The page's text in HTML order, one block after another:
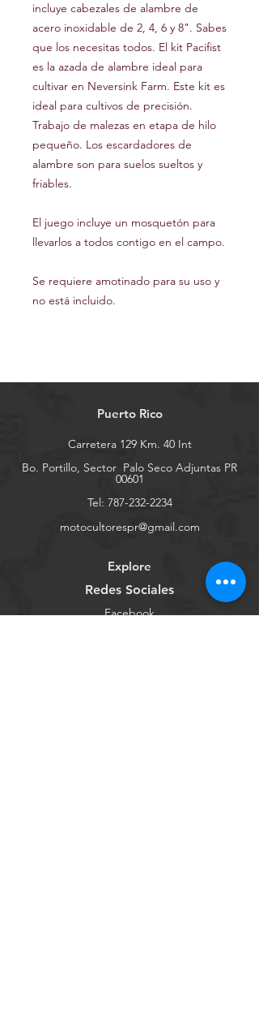
incluye cabezales de alambre de
acero inoxidable de 2, 4, 6 y 8". Sabes
que los necesitas todos. El kit Pacifist
es la azada de alambre ideal para
cultivar en Neversink Farm. Este kit es
ideal para cultivos de precisión.
Trabajo de malezas en etapa de hilo
pequeño. Los escardadores de
alambre son para suelos sueltos y
friables.
El juego incluye un mosquetón para
llevarlos a todos contigo en el campo.
Se requiere amotinado para su uso y
no está incluido.
Puerto Rico
Carretera 129 Km. 40 Int
Bo. Portillo, Sector Palo Seco Adjuntas PR
00601
Tel: 787-232-2234
motocultorespr@gmail.com
Explore
Redes Sociales
Facebook